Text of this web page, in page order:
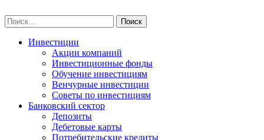
to
content
Найти:
Инвестиции
Акции компаний
Инвестиционные фонды
Обучение инвестициям
Венчурные инвестиции
Советы по инвестициям
Банковский сектор
Депозиты
Дебетовые карты
Потребительские кредиты